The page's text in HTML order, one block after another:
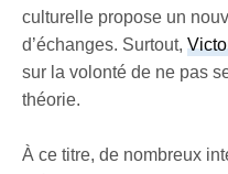
culturelle propose un
d’échanges. Surtout,
sur la volonté de ne pas
théorie.
À ce titre, de nombreux